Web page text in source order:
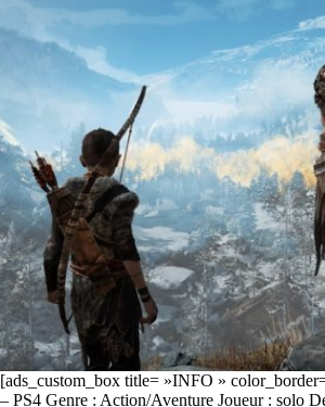
[ads_custom_box title= »INFO »
– PS4 Genre : Action/Aventure Joueur : solo